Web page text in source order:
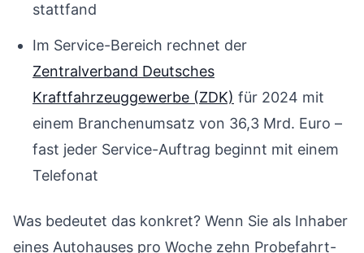
stattfand
Im Service-Bereich rechnet der
Zentralverband Deutsches
Kraftfahrzeuggewerbe (ZDK) für 2024 mit
einem Branchenumsatz von 36,3 Mrd. Euro –
fast jeder Service-Auftrag beginnt mit einem
Telefonat
Was bedeutet das konkret? Wenn Sie als Inhaber
eines Autohauses pro Woche zehn Probefahrt-